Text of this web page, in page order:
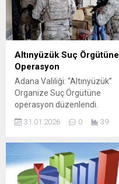
Altınyüzük Suç Örgütüne
Operasyon
Adana Valiliği: “Altınyüzük”
Organize Suç Örgütüne
operasyon düzenlendi.
Açıklamanın tam metni:
“Adana İl Jandarma
Müdürlüğü ekiplerimizce
“Nitelikli Yağma, Kasten
Yaralama, Silahlı Tehdit ve
31.01.2026 0 39